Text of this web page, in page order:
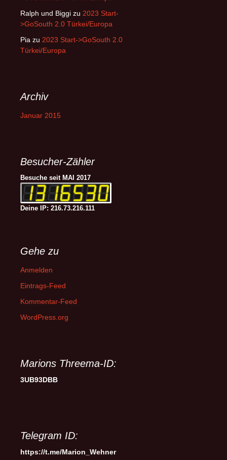
Ralph und Biggi zu 2023 Start-
>GoSouth 2.0 Türkei/Europa
Pia zu 2023 Start->GoSouth 2.0
Türkei/Europa
Archiv
Januar 2015
Besucher-Zähler
Besuche seit MAI 2017
Deine IP: 216.73.216.111
Gehe zu
Anmelden
Eintrags-Feed
Kommentar-Feed
WordPress.org
Marions Threema-ID:
3UB93DBB
Telegram ID:
https://t.me/Marion_Wehner